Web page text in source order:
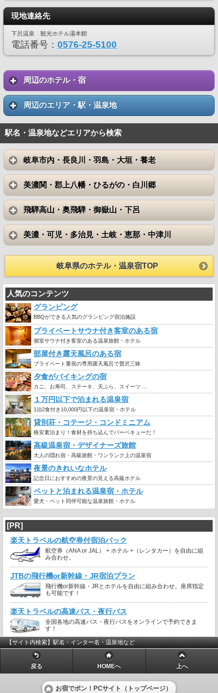
現地連絡先
下呂温泉 観光ホテル湯本館
電話番号： 0576-25-5100
周辺のホテル・宿
周辺のエリア・駅・温泉地
駅名・温泉地などエリアから検索
岐阜市内・長良川・羽島・大垣・養老
美濃関・郡上八幡・ひるがの・白川郷
飛騨高山・奥飛騨・御嶽山・下呂
美濃・可児・多治見・土岐・恵那・中津川
岐阜県のホテル・温泉宿TOP
人気のコンテンツ
グランピング
BBQができる人気のグランピング宿泊施設
プライベートサウナ付き客室のある宿
個室サウナ付き客室のある温泉旅館・ホテル
部屋付き露天風呂のある宿
プライベート重視の専用露天風呂で贅沢三昧
夕食がバイキングの宿
カニ、お寿司、ステーキ、天ぷら、スイーツ …
１万円以下で泊まれる温泉宿
1泊2食付き10,000円以下の温泉宿・ホテル
貸別荘・コテージ・コンドミニアム
格安素泊まり！食材を持ち込んでバーベキューだ！
高級温泉宿・デザイナーズ旅館
大人の隠れ宿・高級旅館・ワンランク上の温泉宿
夜景のきれいなホテル
記念日におすすめの夜景の見える高級ホテル
ペットと泊まれる温泉宿・ホテル
愛犬・ペット同伴可能な温泉旅館・ホテル
[PR]
楽天トラベルの航空券付宿泊パック
航空券（ANA or JAL） + ホテル +（レンタカー）を自由に組
み合わせ。
JTBの飛行機or新幹線・JR宿泊プラン
飛行機or新幹線・JRとホテルを自由に組み合わせ。座席指定
も可能です！
楽天トラベルの高速バス・夜行バス
全国各地の高速バス・夜行バスをオンラインで予約できま
す！
【サイト内検索】駅名・インター名・温泉地など
戻る HOMEへ 上へ
お宿でポン！PCサイト（トップページ）